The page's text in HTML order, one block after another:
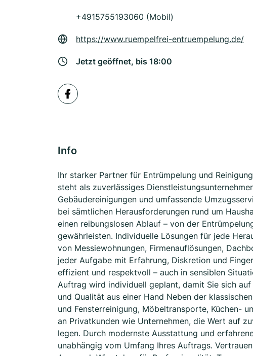
+4915755193060 (Mobil)
https://www.ruempelfrei-entruempelung.de/
Jetzt geöffnet, bis 18:00
Info
Ihr starker Partner für Entrümpelung und
steht als zuverlässiges
Gebäudereinigungen und umfassende
bei sämtlichen Herausforderungen rund um
einen reibungslosen Ablauf – von der
gewährleisten. Individuelle Lösungen für jede
von Messiewohnungen, Firmenauflösungen,
jeder Aufgabe mit Erfahrung, Diskretion und
effizient und respektvoll – auch in sensiblen
Auftrag wird individuell geplant, damit Sie sich
und Qualität aus einer Hand Neben der
und Fensterreinigung, Möbeltransporte, Küchen-
an Privatkunden wie Unternehmen, die Wert auf
legen. Durch modernste Ausstattung und
unabhängig vom Umfang Ihres Auftrags.